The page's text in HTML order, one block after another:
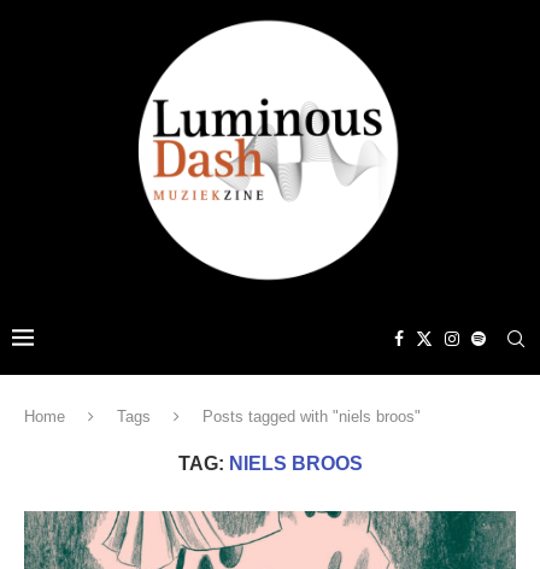
Home Tags Posts tagged with "niels broos"
TAG: NIELS BROOS